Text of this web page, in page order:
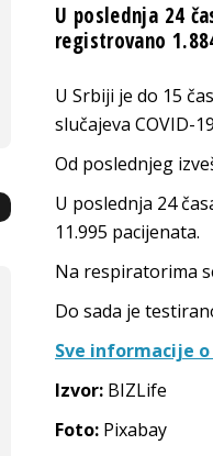
U poslednja 24
registrovano
U Srbiji je do 15
slučajeva COVID-
Od poslednjeg
U poslednja 24
11.995 pacijenata.
Na respiratorima
Do sada je
Sve informacije
Izvor: BIZLife
Foto: Pixabay